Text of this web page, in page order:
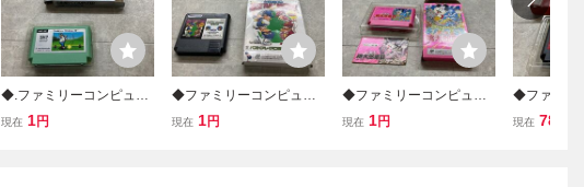
◆.ファミリーコンピュー
ター/ファミコン/FC ゴル
現在 1円
◆ファミリーコンピュー
ター/ファミコン/FC ベス
現在 1円
◆ファミリーコンピュー
ター/ファミコン/FC スー
現在 1円
◆ファミリ
ター/ファ
現在 78